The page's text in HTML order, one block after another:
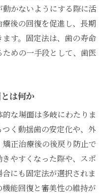
ぶ際の注意点とコツ
法を徹底解説
適した歯医者の治療法
歯の固定手順と流れ
固定の違いを歯医者が
らつきを改善するポイ
後悔しない選択方法
かないようにする際に活
後の回復を促進し、長期
す。固定法は、歯の寿命
めの一手段として、歯医
は何か
な場面は多岐にわたりま
く動揺歯の安定化や、外
正治療後の後戻り防止で
やすくなった際や、スポ
にも固定法が選択されま
能回復と審美性の維持が